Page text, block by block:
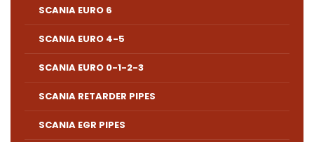
SCANIA EURO 6
SCANIA EURO 4-5
SCANIA EURO 0-1-2-3
SCANIA RETARDER PIPES
SCANIA EGR PIPES